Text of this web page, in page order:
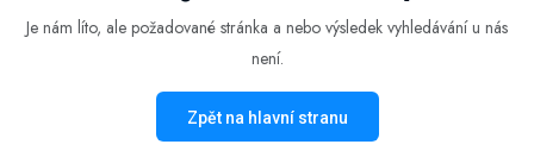
Je nám líto, ale požadované stránka a nebo výsledek vyhledávání u nás
není.
Zpět na hlavní stranu